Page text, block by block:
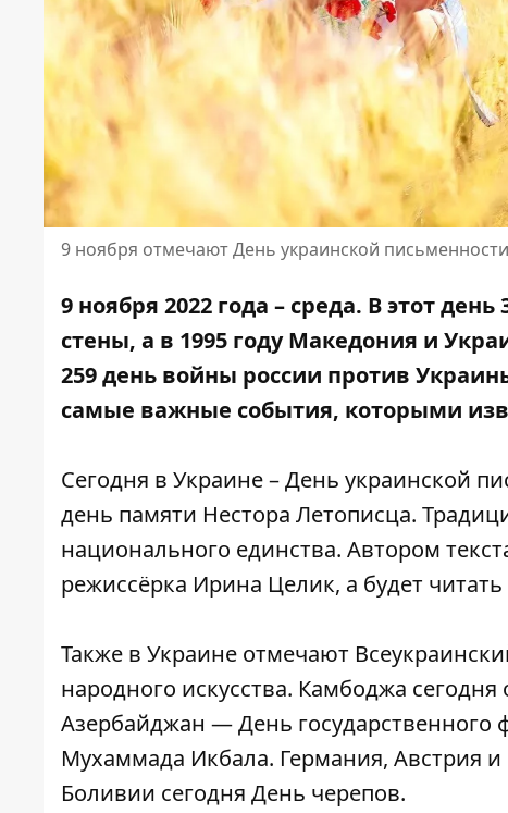
9 ноября отмечают День украинской
9 ноября 2022 года – среда. В этот
стены, а в 1995 году Македония и
259 день войны россии против
самые важные события, которыми
Сегодня в Украине – День украинской
день памяти Нестора Летописца.
национального единства. Автором
режиссёрка Ирина Целик, а будет
Также в Украине отмечают
народного искусства. Камбоджа
Азербайджан — День государственного
Мухаммада Икбала. Германия, Австрия
Боливии сегодня День черепов.